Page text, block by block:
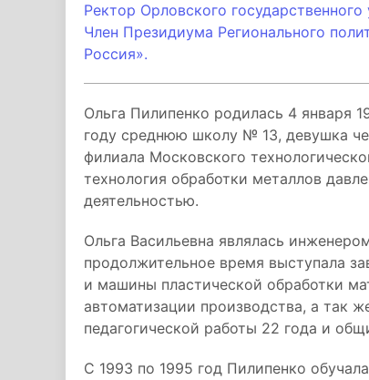
Ректор Орловского
Член Президиума Регионального
Россия».
Ольга Пилипенко родилась 4 января
году среднюю школу № 13, девушка
филиала Московского
технология обработки металлов
деятельностью.
Ольга Васильевна являлась
продолжительное время выступала
и машины пластической обработки
автоматизации производства, а так
педагогической работы 22 года и
С 1993 по 1995 год Пилипенко